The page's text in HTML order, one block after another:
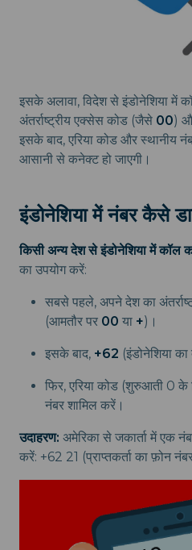
इसके अलावा, विदेश से इंडोनेशिया में
अंतर्राष्ट्रीय एक्सेस कोड (जैसे 00)
इसके बाद, एरिया कोड और स्थानीय
आसानी से कनेक्ट हो जाएगी।
इंडोनेशिया में नंबर कैसे
किसी अन्य देश से इंडोनेशिया में कॉल
का उपयोग करें:
सबसे पहले, अपने देश का
(आमतौर पर 00 या +)।
इसके बाद, +62 (इंडोनेशिया
फिर, एरिया कोड (शुरुआती 0 के
नंबर शामिल करें।
उदाहरण: अमेरिका से जकार्ता में एक
करें: +62 21 (प्राप्तकर्ता का फ़ोन